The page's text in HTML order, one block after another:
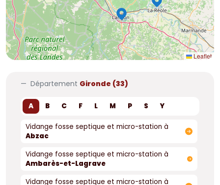
Leaflet
Département Gironde (33)
A B C F L M P S Y
Vidange fosse septique et micro-station à
Abzac
Vidange fosse septique et micro-station à
Ambarès-et-Lagrave
Vidange fosse septique et micro-station à